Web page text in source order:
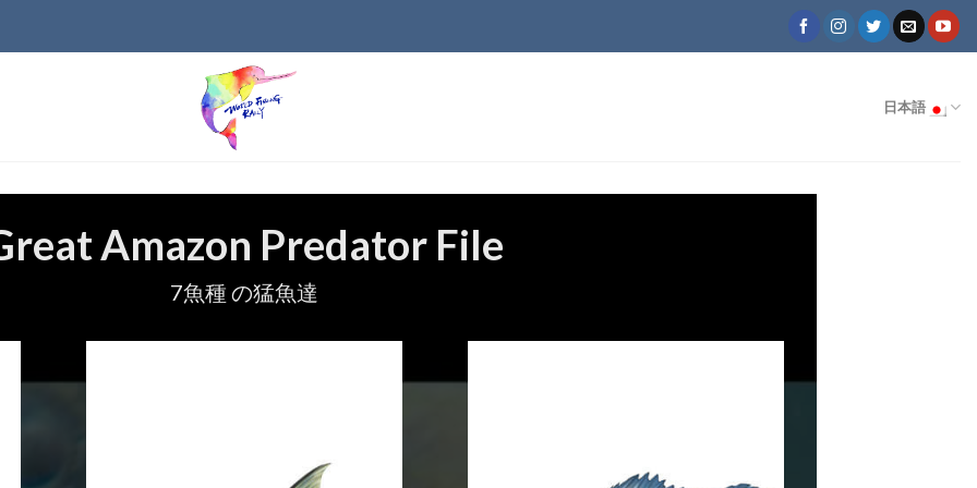
日本語
Amazon Predator File
7魚種 の猛魚達